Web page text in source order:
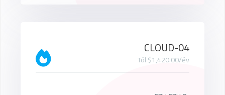
CLOUD-04
Tól $1,420.00/év